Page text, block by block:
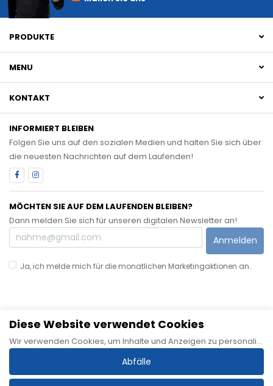
PRODUKTE
MENU
KONTAKT
INFORMIERT BLEIBEN
Folgen Sie uns auf den sozialen Medien und halten Sie sich über
die neuesten Nachrichten auf dem Laufenden!
MÖCHTEN SIE AUF DEM LAUFENDEN BLEIBEN?
Dann melden Sie sich für unseren digitalen Newsletter an!
Anmelden
Ja, ich melde mich für die monatlichen Marketingaktionen an.
Haftungsausschluss
Impressum Cookie-Richtlinie
Diese Website verwendet Cookies
Wir verwenden Cookies, um Inhalte und Anzeigen zu personalisieren, Funktionen für soziale Medien bereitzustellen und unseren Datenverkehr zu analysieren. Wir geben auch Informationen über Ihre Nutzung unserer Website an unsere Partner für soziale Medien, Werbung und Analysen weiter, die diese mit anderen Informationen kombinieren können, die Sie ihnen zur Verfügung gestellt oder durch Ihre Nutzung ihrer Dienste gesammelt haben.
Abfälle